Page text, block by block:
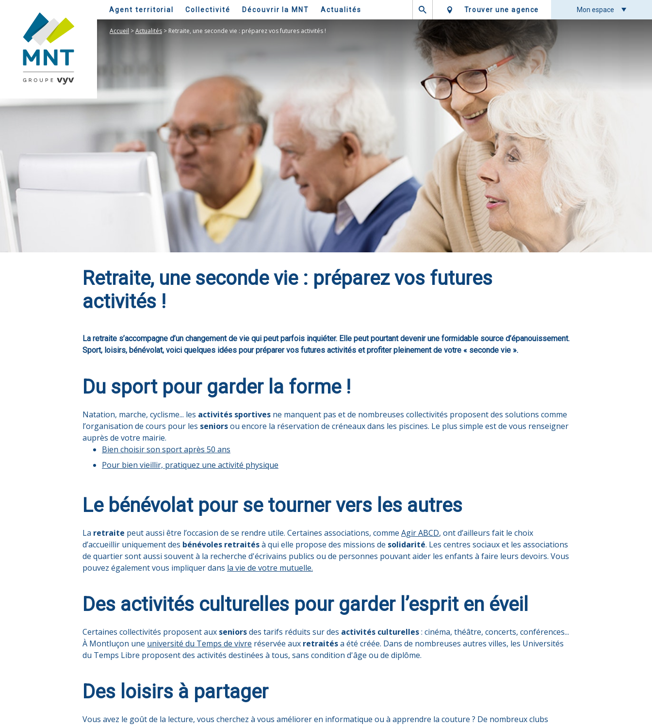
Agent territorial Collectivité Découvrir la MNT Actualités Trouver une agence Mon espace
Accueil >Actualités > Retraite, une seconde vie : préparez vos futures activités !
Retraite, une seconde vie : préparez vos futures
activités !
La retraite s’accompagne d’un changement de vie qui peut parfois inquiéter. Elle peut pourtant devenir une formidable source d’épanouissement.
Sport, loisirs, bénévolat, voici quelques idées pour préparer vos futures activités et profiter pleinement de votre « seconde vie ».
Du sport pour garder la forme !
Natation, marche, cyclisme... les activités sportives ne manquent pas et de nombreuses collectivités proposent des solutions comme
l’organisation de cours pour les seniorsou encore la réservation de créneaux dans les piscines. Le plus simple est de vous renseigner
auprès de votre mairie.
Bien choisir son sport après 50 ans
Pour bien vieillir, pratiquez une activité physique
Le bénévolat pour se tourner vers les autres
La retraite peut aussi être l’occasion de se rendre utile. Certaines associations, comme Agir ABCD, ont d’ailleurs fait le choix
d’accueillir uniquement des bénévoles retraitésà qui elle propose des missions de solidarité. Les centres sociaux et les associations
de quartier sont aussi souvent à la recherche d'écrivains publics ou de personnes pouvant aider les enfants à faire leurs devoirs. Vous
pouvez également vous impliquer dans la vie de votre mutuelle.
Des activités culturelles pour garder l’esprit en éveil
Certaines collectivités proposent aux seniorsdes tarifs réduits sur des activités culturelles: cinéma, théâtre, concerts, conférences...
À Montluçon une université du Temps de vivre réservée aux retraitésa été créée. Dans de nombreuses autres villes, les Universités
du Temps Libre proposent des activités destinées à tous, sans condition d'âge ou de diplôme.
Des loisirs à partager
Vous avez le goût de la lecture, vous cherchez à vous améliorer en informatique ou à apprendre la couture ? De nombreux clubs